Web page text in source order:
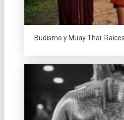
Budismo y Muay Thai: